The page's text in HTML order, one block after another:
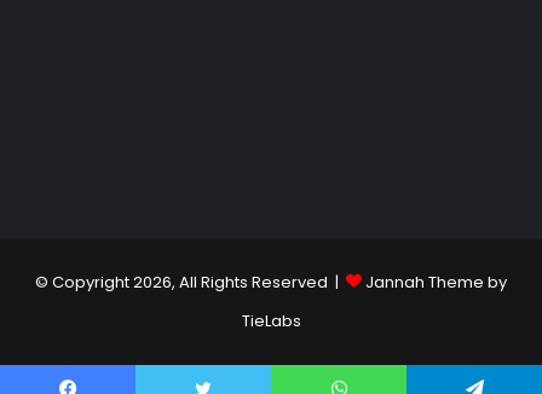
© Copyright 2026, All Rights Reserved |
Jannah Theme by
TieLabs